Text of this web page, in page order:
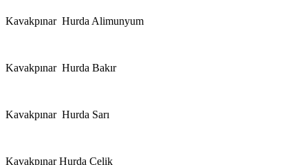
Kavakpınar Hurda Alimunyum
Kavakpınar Hurda Bakır
Kavakpınar Hurda Sarı
Kavakpınar Hurda Çelik